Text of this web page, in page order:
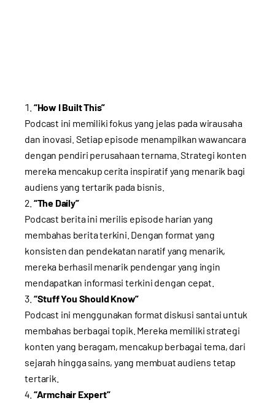
“How I Built This”
Podcast ini memiliki fokus yang jelas pada wirausaha
dan inovasi. Setiap episode menampilkan wawancara
dengan pendiri perusahaan ternama. Strategi konten
mereka mencakup cerita inspiratif yang menarik bagi
audiens yang tertarik pada bisnis.
“The Daily”
Podcast berita ini merilis episode harian yang
membahas berita terkini. Dengan format yang
konsisten dan pendekatan naratif yang menarik,
mereka berhasil menarik pendengar yang ingin
mendapatkan informasi terkini dengan cepat.
“Stuff You Should Know”
Podcast ini menggunakan format diskusi santai untuk
membahas berbagai topik. Mereka memiliki strategi
konten yang beragam, mencakup berbagai tema, dari
sejarah hingga sains, yang membuat audiens tetap
tertarik.
“Armchair Expert”